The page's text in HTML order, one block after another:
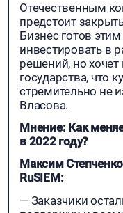
Отечественным
предстоит
Бизнес готов
инвестировать в
решений, но хочет
государства, что
стремительно не
Власова.
Мнение: Как
в 2022 году?
Максим
RuSIEM:
— Заказчики